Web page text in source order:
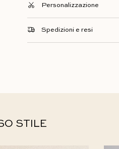
Personalizzazione
Spedizioni e resi
STILE